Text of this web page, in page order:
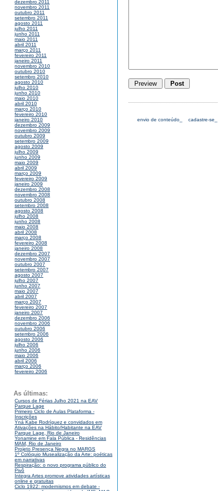
dezembro 2011
novembro 2011
outubro 2011
setembro 2011
agosto 2011
julho 2011
junho 2011
maio 2011
abril 2011
março 2011
fevereiro 2011
janeiro 2011
novembro 2010
outubro 2010
setembro 2010
agosto 2010
julho 2010
junho 2010
maio 2010
abril 2010
março 2010
fevereiro 2010
janeiro 2010
dezembro 2009
novembro 2009
outubro 2009
setembro 2009
agosto 2009
julho 2009
junho 2009
maio 2009
abril 2009
março 2009
fevereiro 2009
janeiro 2009
dezembro 2008
novembro 2008
outubro 2008
setembro 2008
agosto 2008
julho 2008
junho 2008
maio 2008
abril 2008
março 2008
fevereiro 2008
janeiro 2008
dezembro 2007
novembro 2007
outubro 2007
setembro 2007
agosto 2007
julho 2007
junho 2007
maio 2007
abril 2007
março 2007
fevereiro 2007
janeiro 2007
dezembro 2006
novembro 2006
outubro 2006
setembro 2006
agosto 2006
julho 2006
junho 2006
maio 2006
abril 2006
março 2006
fevereiro 2006
As últimas:
Cursos de Férias Julho 2021 na EAV
Parque Lage
Primeiro Ciclo de Aulas Plataforma -
Inscrições
Yná Kabe Rodríguez e convidados em
Ativações na Hábito/Habitante na EAV
Parque Lage, Rio de Janeiro
Yonamine em Fala Pública - Residências
MAM, Rio de Janeiro
Projeto Presença Negra no MARGS
1º Colóquio Musealização da Arte: poéticas
em narrativas
Respiração: o novo programa público do
Pivô
Integra Artes promove atividades artísticas
online e gratuitas
Ciclo 1922: modernismos em debate -
envio de conteúdo_ cadastre-se_